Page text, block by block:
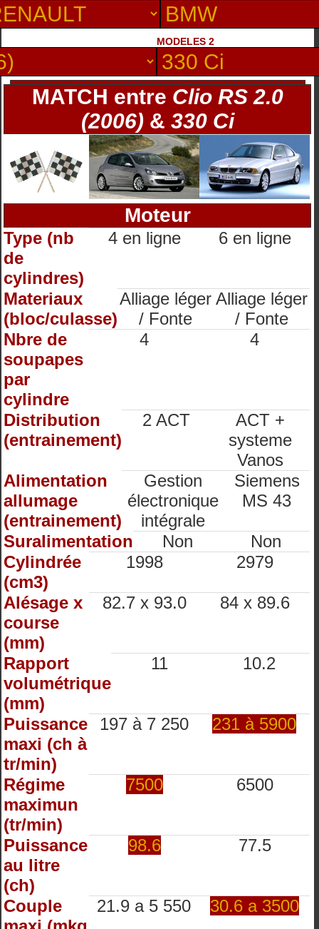
MODELES 2
MATCH entre Clio RS 2.0
(2006) & 330 Ci
Moteur
Type (nb
de
cylindres)
4 en ligne 6 en ligne
Materiaux
(bloc/culasse)
Alliage léger
/ Fonte
Alliage léger
/ Fonte
Nbre de
soupapes
par
cylindre
4 4
Distribution
(entrainement)
2 ACT
ACT +
systeme
Vanos
Alimentation
allumage
(entrainement)
Gestion
électronique
intégrale
Siemens
MS 43
Suralimentation Non
Non
Cylindrée
(cm3)
1998 2979
Alésage x
course
(mm)
82.7 x 93.0 84 x 89.6
Rapport
volumétrique
(mm)
11 10.2
Puissance
maxi (ch à
tr/min)
197 à 7 250 231 à 5900
Régime
maximun
(tr/min)
7500 6500
Puissance
au litre
(ch)
98.6 77.5
Couple
21.9 a 5 550 30.6 a 3500